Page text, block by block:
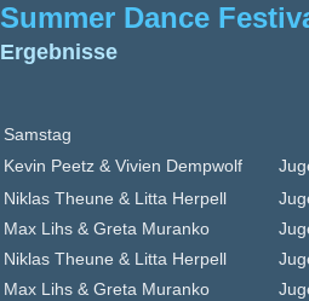
Summer Dance
Ergebnisse
Samstag
Kevin Peetz & Vivien Dempwolf
Niklas Theune & Litta Herpell
Max Lihs & Greta Muranko
Niklas Theune & Litta Herpell
Max Lihs & Greta Muranko